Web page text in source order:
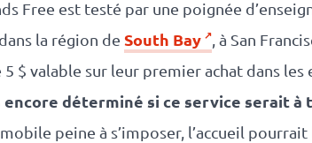
Free est testé par une poignée
la région de South Bay
, à San
valable sur leur premier achat dans les
encore déterminé si ce service serait
peine à s’imposer, l’accueil